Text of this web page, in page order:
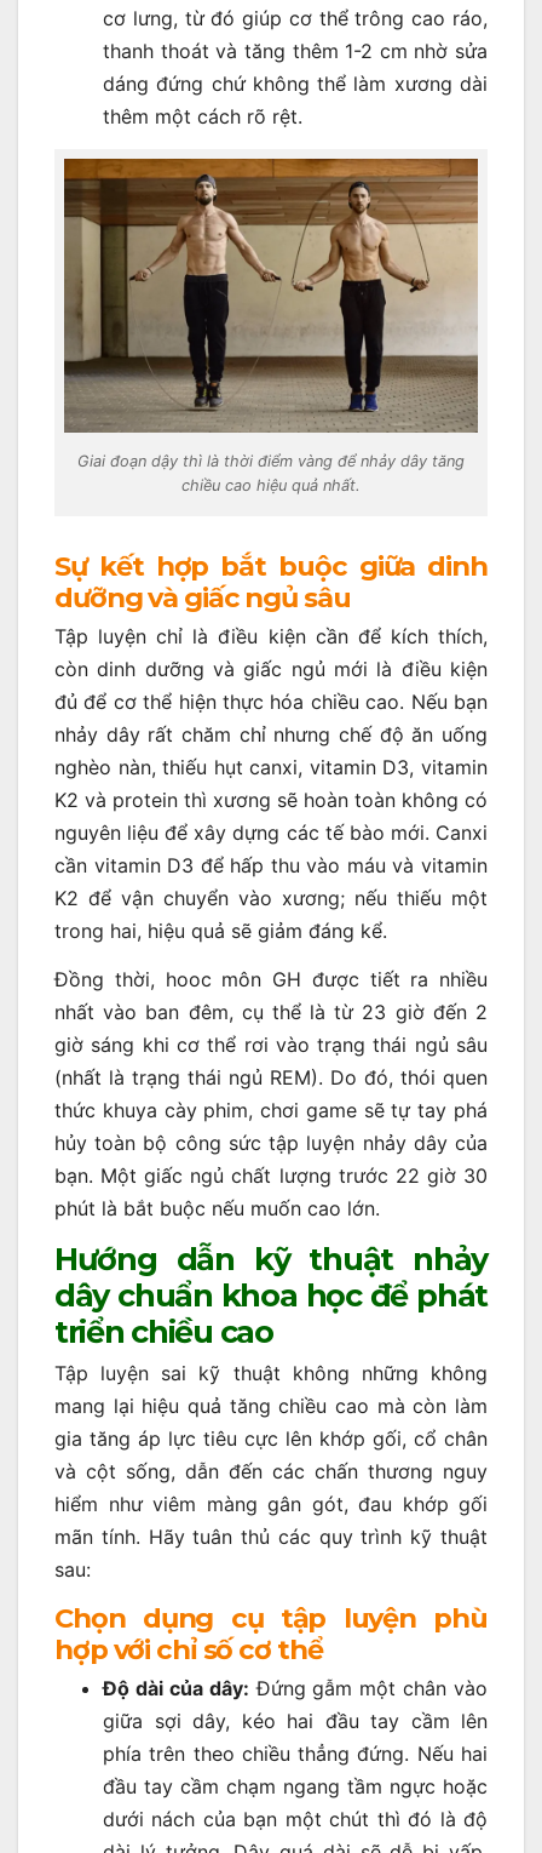
cơ lưng, từ đó giúp cơ thể trông cao ráo,
thanh thoát và tăng thêm 1-2 cm nhờ sửa
dáng đứng chứ không thể làm xương dài
thêm một cách rõ rệt.
Giai đoạn dậy thì là thời điểm vàng để nhảy dây tăng
chiều cao hiệu quả nhất.
Sự kết hợp bắt buộc giữa dinh
dưỡng và giấc ngủ sâu
Tập luyện chỉ là điều kiện cần để kích thích,
còn dinh dưỡng và giấc ngủ mới là điều kiện
đủ để cơ thể hiện thực hóa chiều cao. Nếu bạn
nhảy dây rất chăm chỉ nhưng chế độ ăn uống
nghèo nàn, thiếu hụt canxi, vitamin D3, vitamin
K2 và protein thì xương sẽ hoàn toàn không có
nguyên liệu để xây dựng các tế bào mới. Canxi
cần vitamin D3 để hấp thu vào máu và vitamin
K2 để vận chuyển vào xương; nếu thiếu một
trong hai, hiệu quả sẽ giảm đáng kể.
Đồng thời, hooc môn GH được tiết ra nhiều
nhất vào ban đêm, cụ thể là từ 23 giờ đến 2
giờ sáng khi cơ thể rơi vào trạng thái ngủ sâu
(nhất là trạng thái ngủ REM). Do đó, thói quen
thức khuya cày phim, chơi game sẽ tự tay phá
hủy toàn bộ công sức tập luyện nhảy dây của
bạn. Một giấc ngủ chất lượng trước 22 giờ 30
phút là bắt buộc nếu muốn cao lớn.
Hướng dẫn kỹ thuật nhảy
dây chuẩn khoa học để phát
triển chiều cao
Tập luyện sai kỹ thuật không những không
mang lại hiệu quả tăng chiều cao mà còn làm
gia tăng áp lực tiêu cực lên khớp gối, cổ chân
và cột sống, dẫn đến các chấn thương nguy
hiểm như viêm màng gân gót, đau khớp gối
mãn tính. Hãy tuân thủ các quy trình kỹ thuật
sau:
Chọn dụng cụ tập luyện phù
hợp với chỉ số cơ thể
Độ dài của dây: Đứng gẫm một chân vào
giữa sợi dây, kéo hai đầu tay cầm lên
phía trên theo chiều thẳng đứng. Nếu hai
đầu tay cầm chạm ngang tầm ngực hoặc
dưới nách của bạn một chút thì đó là độ